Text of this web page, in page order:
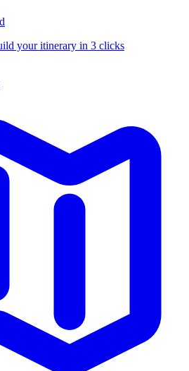
your itinerary in 3 clicks